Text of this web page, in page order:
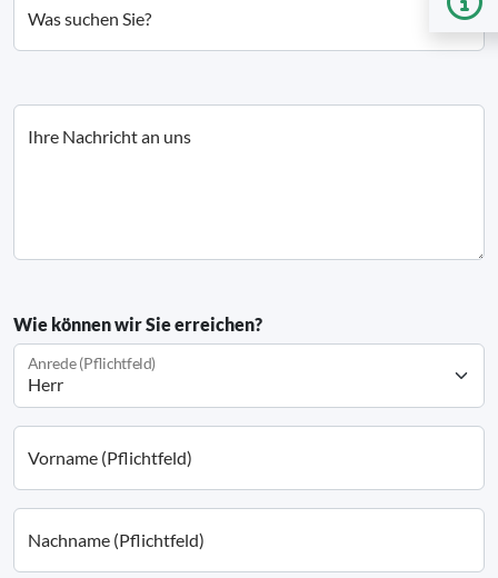
Was suchen Sie?
Ihre Nachricht an uns
Wie können wir Sie erreichen?
Anrede (Pflichtfeld)
Vorname (Pflichtfeld)
Nachname (Pflichtfeld)